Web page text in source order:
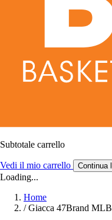
Subtotale carrello
Vedi il mio carrello Continua
Loading...
Home
/ Giacca 47Brand